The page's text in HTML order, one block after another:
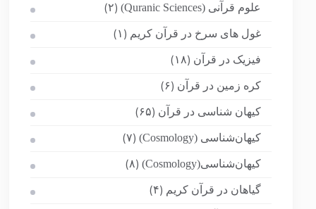
علوم قرآنی (Quranic Sciences) (۲)
غول های سرخ در قرآن کریم (۱)
فیزیک در قرآن (۱۸)
کره زمین در قرآن (۶)
کیهان شناسی در قرآن (۶۵)
کیهان‌شناسی (Cosmology) (۷)
کیهان‌شناسی(Cosmology) (۸)
گیاهان در قرآن کریم (۴)